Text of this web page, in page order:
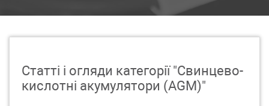
Статті і огляди категорії "Свинцево-
кислотні акумулятори (AGM)"